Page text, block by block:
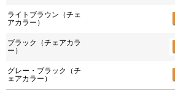
ライトブラウン（チェ
アカラー）
ブラック（チェアカラ
ー）
グレー・ブラック（チ
ェアカラー）